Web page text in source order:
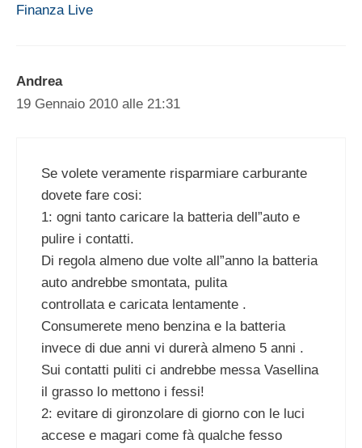
Finanza Live
Andrea
19 Gennaio 2010 alle 21:31
Se volete veramente risparmiare carburante
dovete fare cosi:
1: ogni tanto caricare la batteria dell”auto e
pulire i contatti.
Di regola almeno due volte all”anno la batteria
auto andrebbe smontata, pulita
controllata e caricata lentamente .
Consumerete meno benzina e la batteria
invece di due anni vi durerà almeno 5 anni .
Sui contatti puliti ci andrebbe messa Vasellina
il grasso lo mettono i fessi!
2: evitare di gironzolare di giorno con le luci
accese e magari come fà qualche fesso